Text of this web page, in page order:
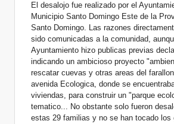
El desalojo fue realizado por el
Municipio Santo Domingo Este de la
Santo Domingo. Las razones
sido comunicadas a la comunidad,
Ayuntamiento hizo publicas previas
indicando un ambicioso proyecto
rescatar cuevas y otras areas del
avenida Ecologica, donde se
viviendas, para construir un "parque
tematico... No obstante solo fueron
estas 29 familias y no se han tocado los